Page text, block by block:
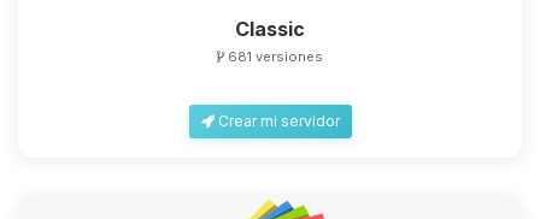
Classic
681 versiones
Crear mi servidor